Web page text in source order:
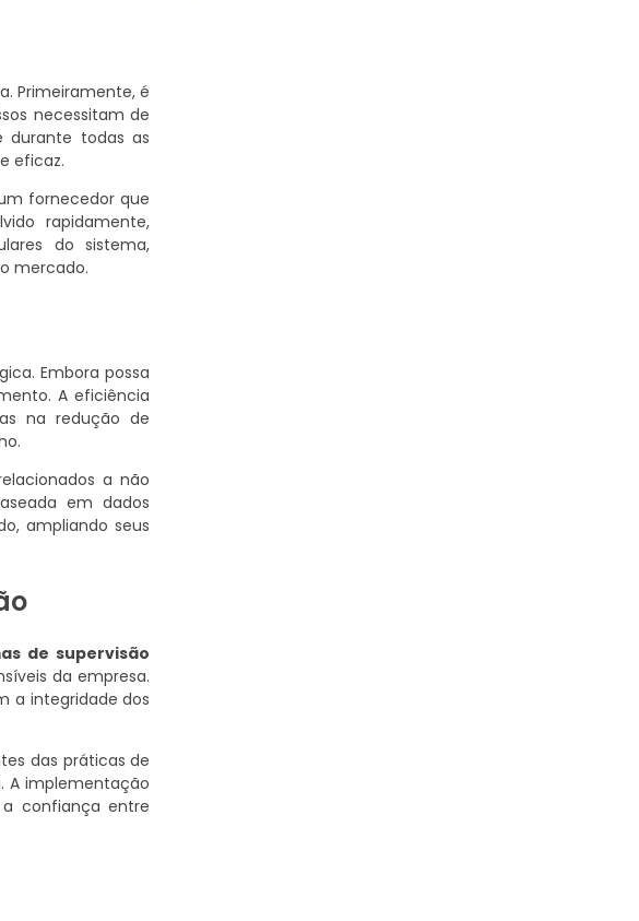
Primeiramente, é
necessitam de
durante todas as
eficaz.
fornecedor que
rapidamente,
do sistema,
mercado.
Embora possa
A eficiência
na redução de
a não
em dados
ampliando seus
de supervisão
da empresa.
a integridade dos
das práticas de
A implementação
confiança entre